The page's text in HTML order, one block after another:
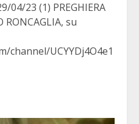
04/23 (1) PREGHIERA
RONCAGLIA, su
channel/